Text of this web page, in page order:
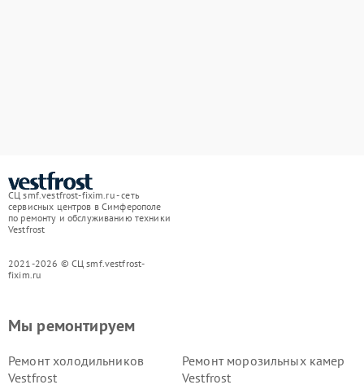
СЦ smf.vestfrost-fixim.ru - сеть
сервисных центров в Симферополе
по ремонту и обслуживанию техники
Vestfrost
2021-2026 © СЦ smf.vestfrost-
fixim.ru
Мы ремонтируем
Ремонт холодильников
Vestfrost
Ремонт морозильных камер
Vestfrost